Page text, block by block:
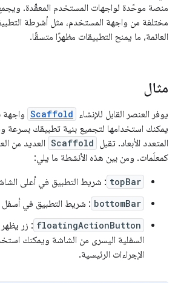
منصة موحّدة لواجهات المستخدم المعقّدة.
مختلفة من واجهة المستخدم، مثل أشرطة
العائمة، ما يمنح التطبيقات مظهرًا متسقًا.
مثال
يوفر العنصر القابل للإنشاء Scaffold واجهة
يمكنك استخدامها لتجميع بنية تطبيقك بسرعة
المتعدد الأبعاد. تقبل Scaffold العديد من
كمعلَمات. ومن بين هذه الأنشطة ما يلي:
topBar : شريط التطبيق في أعلى
bottomBar : شريط التطبيق في أسفل
floatingActionButton : زر
السفلية اليسرى من الشاشة ويمكنك
الإجراءات الرئيسية.